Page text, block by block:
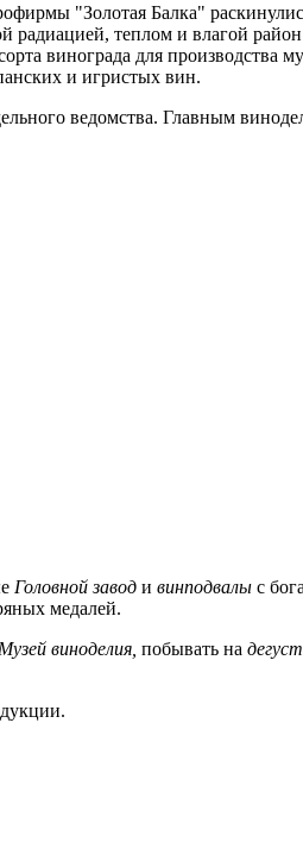
"Золотая Балка"
радиацией, теплом и влагой
винограда для производства
и игристых вин.
ведомства. Главным
Головной завод и винподвалы с
медалей.
Музей виноделия, побывать на